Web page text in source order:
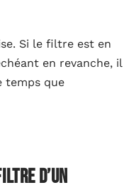
Si le filtre est en
en revanche, il
temps que
d’un